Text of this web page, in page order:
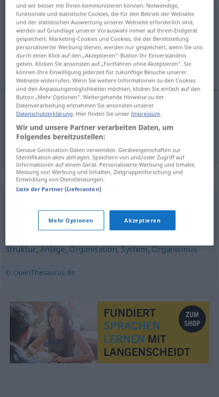
Gebilden
Übersicht aller Übersetzungen
(Für mehr Details die Übersetzung anklicken/antippen)
compositie, geheel, complex
(het)geheel, (het) complex Gebilde
compositie Gebilde
Synonyme für "Gebilde"
Machwerk (abwertend),Erzeugnis,Werk,Fabrikat
Struktur,Anlage,Organisation,System,Organismus
© OpenThesaurus.de
und wir besser mit Ihnen kommunizieren können. Notwendige,
funktionale und statistische Cookies, die für den Betrieb der Webseite
und der statistischen Auswertung unserer Webseite erforderlich sind,
werden auf Grundlage unserer Vorauswahl immer auf Ihrem Endgerät
gespeichert. Marketing-Cookies und Cookies, die der Bereitstellung
personalisierter Werbung dienen, werden nur gespeichert, wenn Sie uns
durch einen Klick auf den „Akzeptieren“-Button Ihr Einverständnis
geben. Klicken Sie ansonsten auf „Fortfahren ohne Akzeptieren“. Sie
können Ihre Einwilligung jederzeit für zukünftige Besuche unserer
Webseite widerrufen. Wenn Sie weitere Informationen zu den Cookies
und den Anpassungsmöglichkeiten möchten, klicken Sie einfach auf den
Button „Mehr Optionen“. Weitergehende Hinweise zu der
Datenverarbeitung entnehmen Sie ansonsten unserer
Datenschutzerklärung . Hier finden Sie unserImpressum
Wir und unsere Partner verarbeiten Daten, um
Folgendes bereitzustellen:
Genaue Geolocation-Daten verwenden. Geräteeigenschaften zur
Identifikation aktiv abfragen. Speichern von und/oder Zugriff auf
Informationen auf einem Gerät. Personalisierte Werbung und Inhalte,
Messung von Werbung und Inhalten, Zielgruppenforschung und
Entwicklung von Dienstleistungen.
Liste der Partner (Lieferanten)
Mehr Optionen Akzeptieren